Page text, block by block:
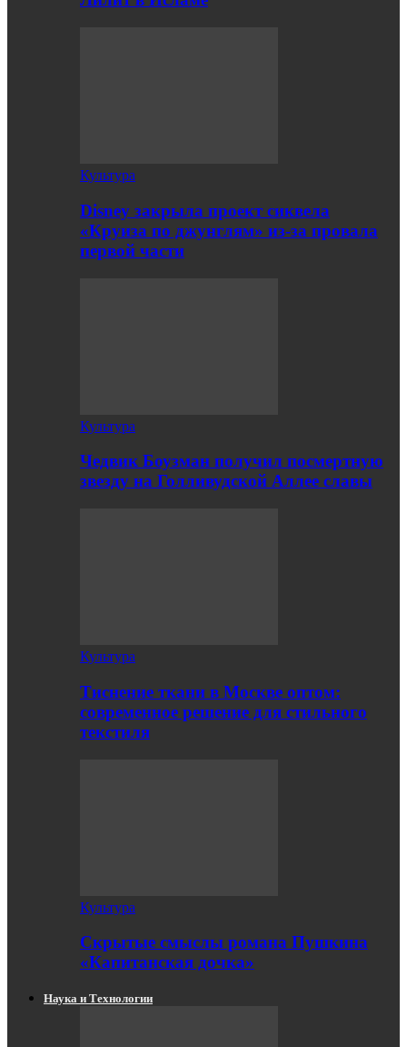
Культура
Disney закрыла проект сиквела
«Круиза по джунглям» из-за провала
первой части
Культура
Чедвик Боузман получил посмертную
звезду на Голливудской Аллее славы
Культура
Тиснение ткани в Москве оптом:
современное решение для стильного
текстиля
Культура
Скрытые смыслы романа Пушкина
«Капитанская дочка»
Наука и Технологии